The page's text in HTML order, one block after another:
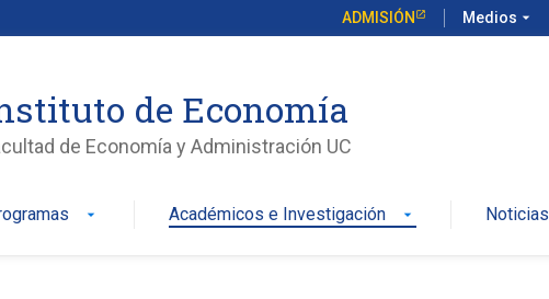
ADMISIÓN Medios arrow_drop_down
de Economía
de Economía y Administración UC
arrow_drop_down Académicos e Investigación arrow_drop_down Noticias